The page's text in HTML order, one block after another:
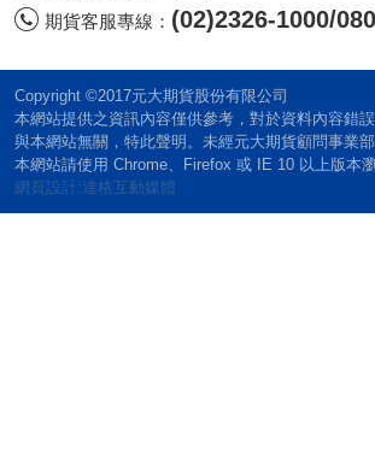
期貨客服專線： (02)2326-1000/
Copyright ©2017元大期貨股份有限公司
本網站提供之資訊內容僅供參考，對於資料內容錯
與本網站無關，特此聲明。未經元大期貨顧問事業
本網站請使用 Chrome、Firefox 或 IE 10 以上版本
網頁設計:達格互動媒體